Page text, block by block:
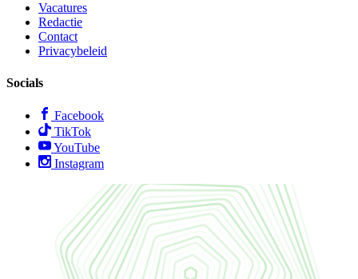
Vacatures
Redactie
Contact
Privacybeleid
Socials
Facebook
TikTok
YouTube
Instagram